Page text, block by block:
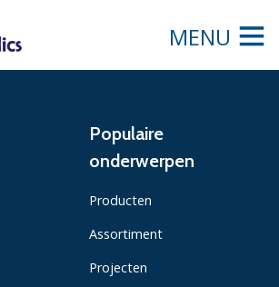
MENU
Populaire
onderwerpen
Producten
Assortiment
Projecten